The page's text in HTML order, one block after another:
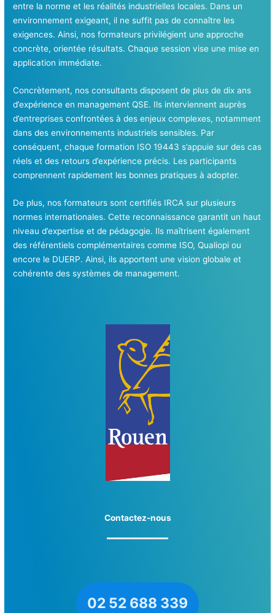
entre la norme et les réalités industrielles locales. Dans un
environnement exigeant, il ne suffit pas de connaître les
exigences. Ainsi, nos formateurs privilégient une approche
concrète, orientée résultats. Chaque session vise une mise en
application immédiate.
Concrètement, nos consultants disposent de plus de dix ans
d’expérience en management QSE. Ils interviennent auprès
d’entreprises confrontées à des enjeux complexes, notamment
dans des environnements industriels sensibles. Par
conséquent, chaque formation ISO 19443 s’appuie sur des cas
réels et des retours d’expérience précis. Les participants
comprennent rapidement les bonnes pratiques à adopter.
De plus, nos formateurs sont certifiés IRCA sur plusieurs
normes internationales. Cette reconnaissance garantit un haut
niveau d’expertise et de pédagogie. Ils maîtrisent également
des référentiels complémentaires comme ISO, Qualiopi ou
encore le DUERP. Ainsi, ils apportent une vision globale et
cohérente des systèmes de management.
Contactez-nous
02 52 688 339